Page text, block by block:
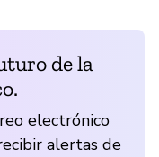
de la
electrónico
alertas de